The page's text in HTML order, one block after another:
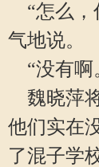
“怎么，
气地说。
“没有啊
魏晓萍
他们实在
了混子学